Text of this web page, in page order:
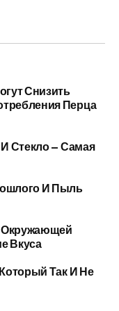
Снизить
Перца
Стекло — Самая
И Пыль
Окружающей
Вкуса
Так И Не